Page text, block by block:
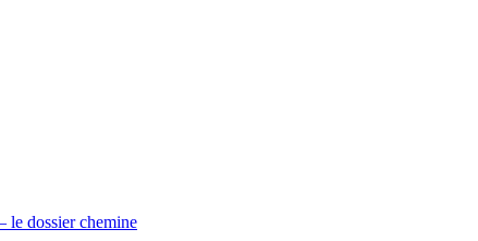
le dossier chemine